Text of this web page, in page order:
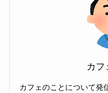
カフ
カフェのことについて発